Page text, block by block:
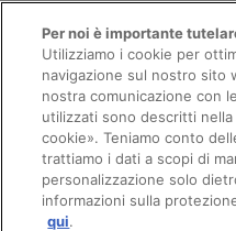
Trasparenza
La più grande
Prova su
Acquisto di
Prezzo di
Per noi è importante
Utilizziamo i cookie per
navigazione sul nostro sito
nostra comunicazione con
utilizzati sono descritti
cookie». Teniamo conto
trattiamo i dati a scopi di
personalizzazione solo
informazioni sulla
qui.